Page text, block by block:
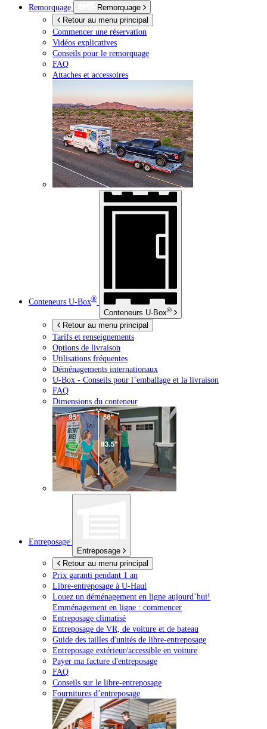
Remorquage
Remorquage
Retour au menu principal
Commencer une réservation
Vidéos explicatives
Conseils pour le remorquage
FAQ
Attaches et accessoires
Conteneurs U-Box®
Conteneurs U-Box®
Retour au menu principal
Tarifs et renseignements
Options de livraison
Utilisations fréquentes
Déménagements internationaux
U-Box - Conseils pour l’emballage et la livraison
FAQ
Dimensions du conteneur
Entreposage
Entreposage
Retour au menu principal
Prix garanti pendant 1 an
Libre-entreposage à U-Haul
Louez un déménagement en ligne aujourd’hui!
Emménagement en ligne : commencer
Entreposage climatisé
Entreposage de VR, de voiture et de bateau
Guide des tailles d'unités de libre-entreposage
Entreposage extérieur/accessible en voiture
Payer ma facture d'entreposage
FAQ
Conseils sur le libre-entreposage
Fournitures d’entreposage